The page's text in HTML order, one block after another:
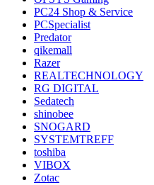
PC24 Shop & Service
PCSpecialist
Predator
qikemall
Razer
REALTECHNOLOGY
RG DIGITAL
Sedatech
shinobee
SNOGARD
SYSTEMTREFF
toshiba
VIBOX
Zotac